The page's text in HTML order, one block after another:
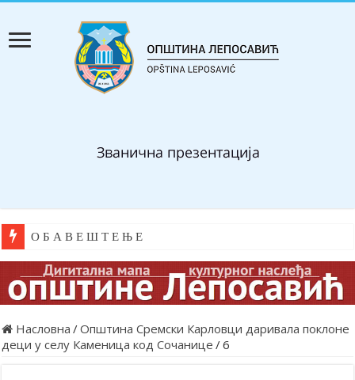
О Б А В Е Ш Т Е Њ Е
Насловна /Општина Сремски Карловци даривала поклоне
деци у селу Каменица код Сочанице /6